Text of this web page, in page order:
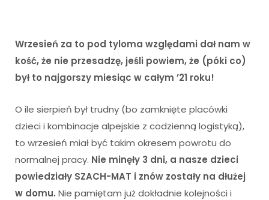
Wrzesień za to pod tyloma względami dał nam w
kość, że nie przesadzę, jeśli powiem, że (póki co)
był to najgorszy miesiąc w całym ’21 roku!
O ile sierpień był trudny (bo zamknięte placówki
dzieci i kombinacje alpejskie z codzienną logistyką),
to wrzesień miał być takim okresem powrotu do
normalnej pracy. Nie minęły 3 dni, a nasze dzieci
powiedziały SZACH-MAT i znów zostały na dłużej
w domu. Nie pamiętam już dokładnie kolejności i